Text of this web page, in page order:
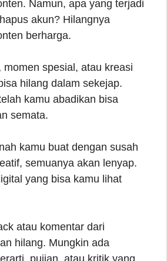
Namun, apa yang terjadi
akun? Hilangnya
berharga.
momen spesial, atau kreasi
hilang dalam sekejap.
kamu abadikan bisa
semata.
kamu buat dengan susah
semuanya akan lenyap.
yang bisa kamu lihat
atau komentar dari
hilang. Mungkin ada
pujian, atau kritik yang